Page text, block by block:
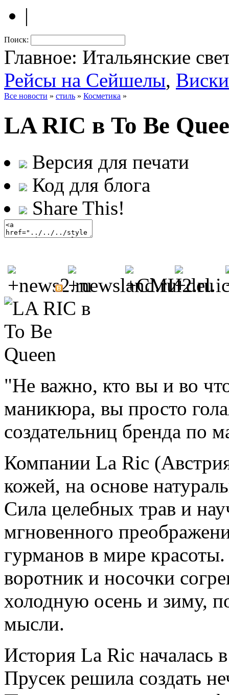
|
Поиск:
Главное: Итальянские
Рейсы на Сейшелы,
Все новости » стиль » Косметика »
LA RIC в To Be
Версия для печати
Код для блога
Share This!
"Не важно, кто вы и во
маникюра, вы просто
создательниц бренда по
Компании La Ric
кожей, на основе
Сила целебных трав и
мгновенного
гурманов в мире
воротник и носочки
холодную осень и зиму,
мысли.
История La Ric началась
Прусек решила создать